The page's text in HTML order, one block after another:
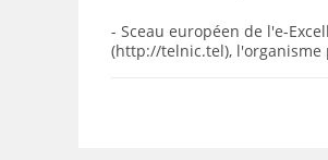
- Sceau européen de l'e-
(http://telnic.tel),